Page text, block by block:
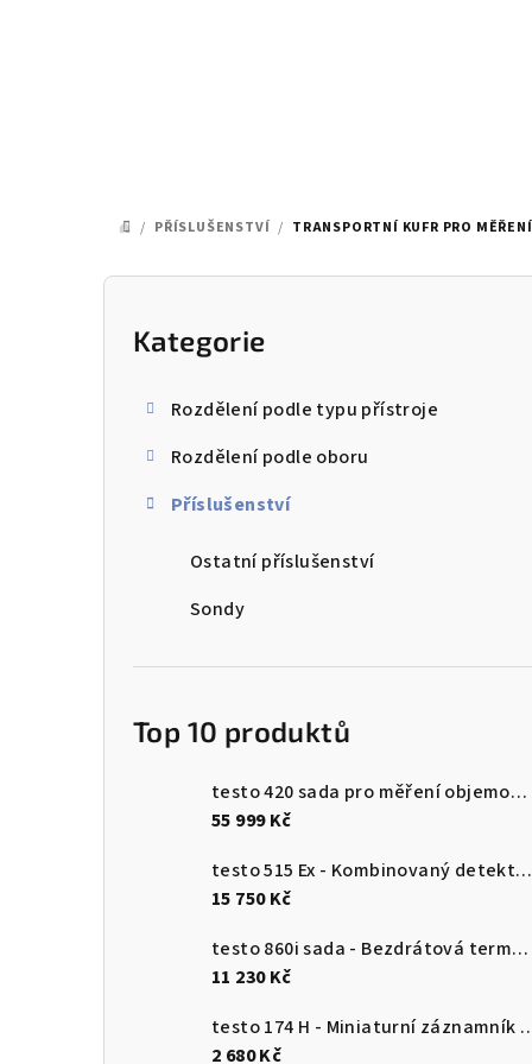
DOMŮ
/ PŘÍSLUŠENSTVÍ / TRANSPORTNÍ KUFR PRO
P
Přeskočit
kategorie
Kategorie
Rozdělení podle typu přístroje
Rozdělení podle oboru
Příslušenství
Ostatní příslušenství
Sondy
Top 10 produktů
testo 420 sada pro měření objemového průtoku
55 999 Kč
testo 515 Ex - Kombinovaný detektor úniku
15 750 Kč
testo 860i sada - Bezdrátová termokamera pro chytré telefony
11 230 Kč
testo 174 H - Miniaturní záznamník pro
2 680 Kč